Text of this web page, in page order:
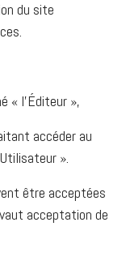
du site
« l’Éditeur »,
accéder au
».
être acceptées
acceptation de